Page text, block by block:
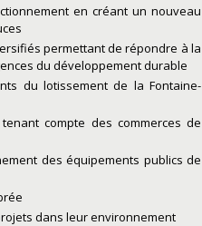
en créant un nouveau
permettant de répondre à la
du développement durable
du lotissement de la Fontaine-
compte des commerces de
des équipements publics de
dans leur environnement